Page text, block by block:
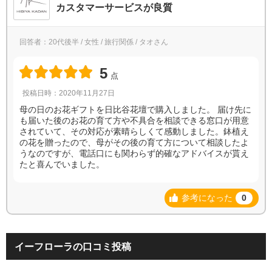
カスタマーサービスが良質
回答者：20代後半 / 女性 / 旅行関係 / タオさん
5 点
投稿日時：2020年11月27日
母の日のお花ギフトを日比谷花壇で購入しました。 届け先に
も届いた後のお花の育て方や不具合を相談できる窓口が用意
されていて、その対応が素晴らしくて感動しました。鉢植え
の花を贈ったので、母がその後の育て方について相談したよ
うなのですが、電話口にも関わらず的確なアドバイスが貰え
たと喜んでいました。
参考になった 0
イーフローラの口コミ投稿